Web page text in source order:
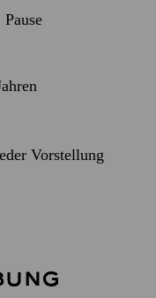
Vorstellung